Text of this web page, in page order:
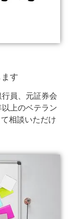
す
員、元証券会
上のベテラン
相談いただけ